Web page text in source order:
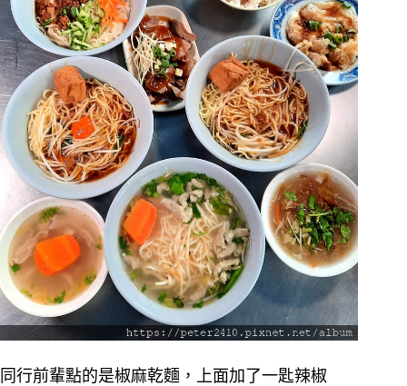
同行前輩點的是椒麻乾麵，上面加了一匙辣椒